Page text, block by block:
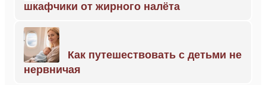
шкафчики от жирного налёта
Как путешествовать с детьми не
нервничая